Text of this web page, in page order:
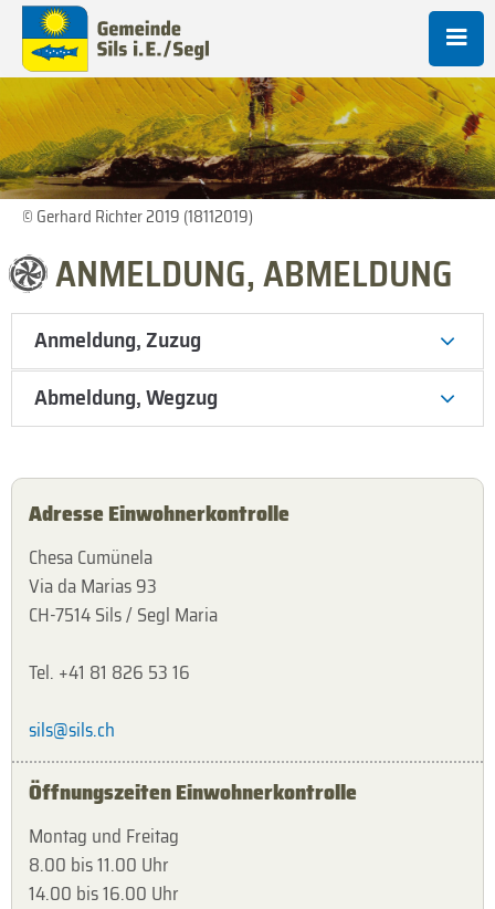
© Gerhard Richter 2019 (18112019)
ANMELDUNG, ABMELDUNG
Anmeldung, Zuzug
Abmeldung, Wegzug
Adresse Einwohnerkontrolle
Chesa Cumünela
Via da Marias 93
CH-7514 Sils / Segl Maria
Tel. +41 81 826 53 16
sils@sils.ch
Öffnungszeiten Einwohnerkontrolle
Montag und Freitag
8.00 bis 11.00 Uhr
14.00 bis 16.00 Uhr